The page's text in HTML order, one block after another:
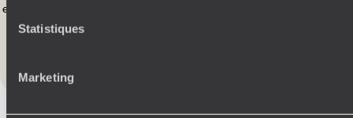
Statistiques
Marketing
ouest espagnol en train
Toutes nos suggestions de voyages en Espagne (20)